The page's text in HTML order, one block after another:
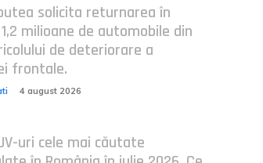
solicita returnarea în
milioane de automobile din
de deteriorare a
frontale.
4 august 2026
uri cele mai căutate